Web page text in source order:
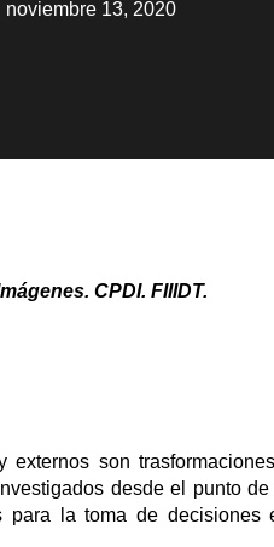
noviembre 13, 2020
CPDI. FIIIDT.
son
desde el punto de
para la toma de decisiones